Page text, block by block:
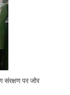
संरक्षण पर जोर